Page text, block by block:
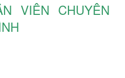
VIÊN CHUYÊN